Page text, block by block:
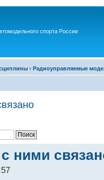
спорта России
‹ Радиоуправляемые
ними